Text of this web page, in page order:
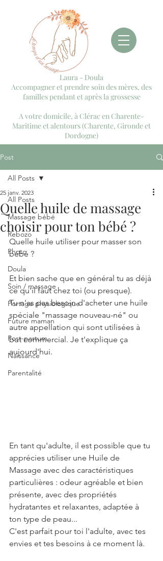
Laura - Doula
Accompagner et prendre soin des mères, des
familles pendant et après la grossesse
A votre domicile, à Clérac en Charente-
Maritime et alentours (Charente, Gironde et
Dordogne)
Post
All Posts
Massage bébé
Rebozo
Photo
Doula
Soin / massage
Portage physiologique
Future maman
Post-partum
Naissance
Parentalité
All Posts
Quelle huile de massage
choisir pour ton bébé ?
25 janv. 2023
Quelle huile utiliser pour masser son
bébé ?
Et bien sache que en général tu as déjà
ce qu'il faut chez toi (ou presque).
Tu n'as pas besoin d'acheter une huile
spéciale "massage nouveau-né" ou
autre appellation qui sont utilisées à
but commercial. Je t'explique ça
aujourd'hui.
En tant qu'adulte, il est possible que tu
apprécies utiliser une Huile de
Massage avec des caractéristiques
particulières : odeur agréable et bien
présente, avec des propriétés
hydratantes et relaxantes, adaptée à
ton type de peau...
C'est parfait pour toi l'adulte, avec tes
envies et tes besoins à ce moment là.